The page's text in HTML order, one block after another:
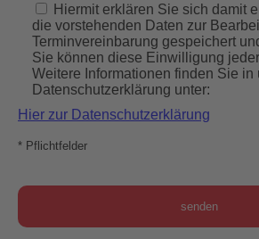
Hiermit erklären Sie sich damit
die vorstehenden Daten zur
Terminvereinbarung gespeichert
Sie können diese Einwilligung
Weitere Informationen finden Sie in
Datenschutzerklärung unter:
Hier zur Datenschutzerklärung
* Pflichtfelder